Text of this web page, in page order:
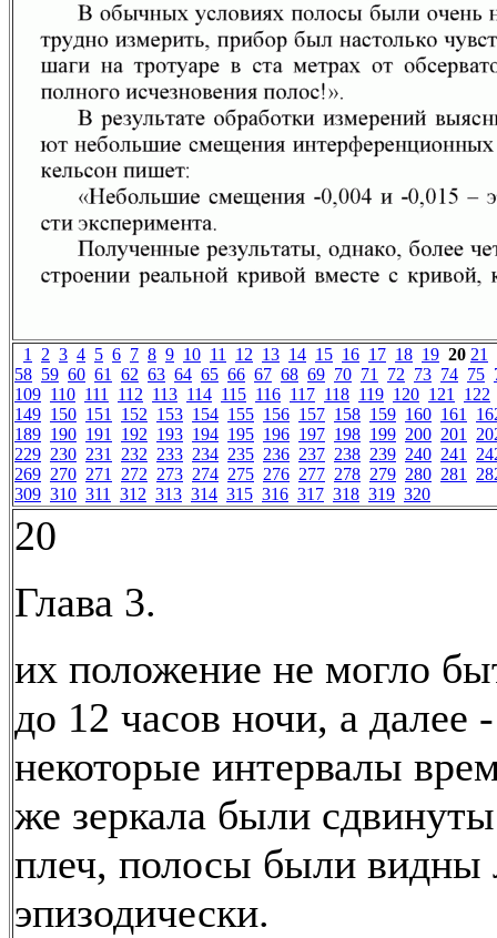
1 2 3 4 5 6 7 8 9 10 11 12 13 14 15 16 17 18 19 20 21
58 59 60 61 62 63 64 65 66 67 68 69 70 71 72 73 74 75
109 110 111 112 113 114 115 116 117 118 119 120 121 122
149 150 151 152 153 154 155 156 157 158 159 160 161
189 190 191 192 193 194 195 196 197 198 199 200 201
229 230 231 232 233 234 235 236 237 238 239 240 241
269 270 271 272 273 274 275 276 277 278 279 280 281
309 310 311 312 313 314 315 316 317 318 319 320
20
Глава 3.
их положение не могло
до 12 часов ночи, а далее
некоторые интервалы
же зеркала были
плеч, полосы были видны
эпизодически.